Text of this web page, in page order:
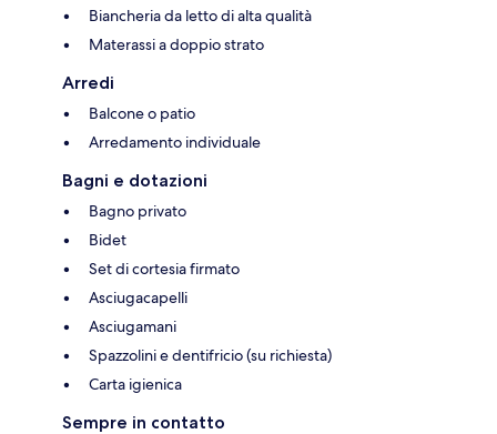
Biancheria da letto di alta qualità
Materassi a doppio strato
Arredi
Balcone o patio
Arredamento individuale
Bagni e dotazioni
Bagno privato
Bidet
Set di cortesia firmato
Asciugacapelli
Asciugamani
Spazzolini e dentifricio (su richiesta)
Carta igienica
Sempre in contatto